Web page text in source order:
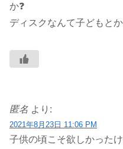
か❓
ディスクなんて子どもと
匿名 より:
2021年8月23日 11:06 PM
子供の頃こそ欲しかった